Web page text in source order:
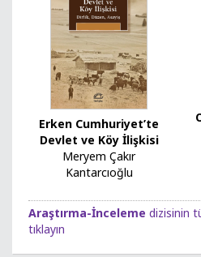
Erken Cumhuriyet’te
Devlet ve Köy İlişkisi
Meryem Çakır
Kantarcıoğlu
Araştırma-İnceleme dizisinin
tıklayın